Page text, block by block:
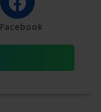
Facebook